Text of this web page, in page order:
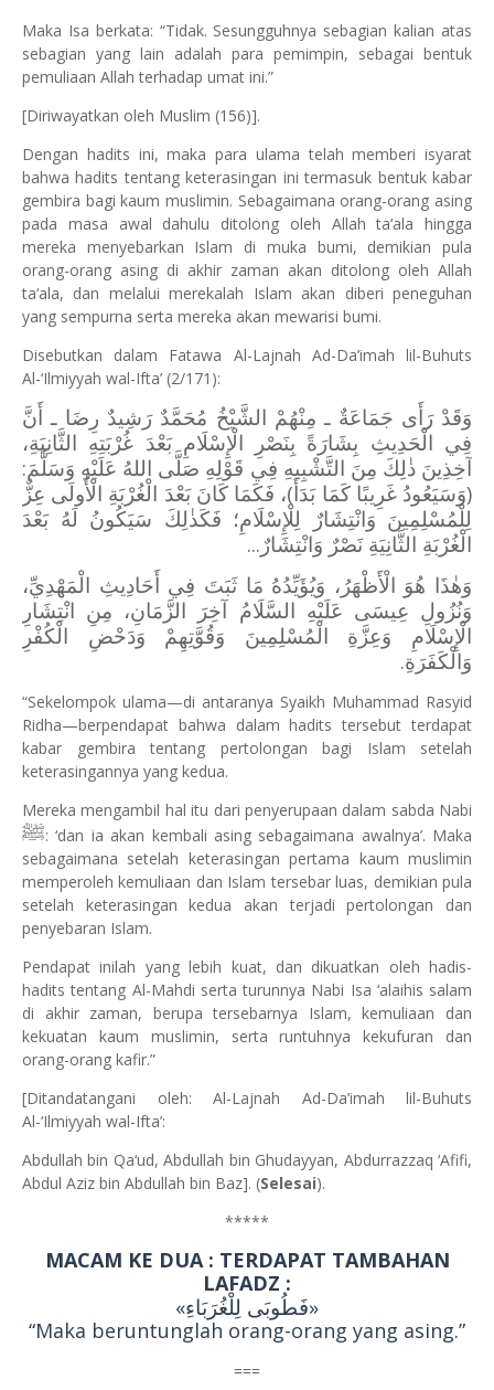
Maka Isa berkata: “Tidak. Sesungguhnya sebagian kalian atas
sebagian yang lain adalah para pemimpin, sebagai bentuk
pemuliaan Allah terhadap umat ini.”
[Diriwayatkan oleh Muslim (156)].
Dengan hadits ini, maka para ulama telah memberi isyarat
bahwa hadits tentang keterasingan ini termasuk bentuk kabar
gembira bagi kaum muslimin. Sebagaimana orang-orang asing
pada masa awal dahulu ditolong oleh Allah ta‘ala hingga
mereka menyebarkan Islam di muka bumi, demikian pula
orang-orang asing di akhir zaman akan ditolong oleh Allah
ta‘ala, dan melalui merekalah Islam akan diberi peneguhan
yang sempurna serta mereka akan mewarisi bumi.
Disebutkan dalam Fatawa Al-Lajnah Ad-Da’imah lil-Buhuts
Al-‘Ilmiyyah wal-Ifta’ (2/171):
وَقَدْ رَأَى جَمَاعَةٌ ـ مِنْهُمْ الشَّيْخُ مُحَمَّدٌ رَشِيدٌ رِضَا ـ أَنَّ
فِي الْحَدِيثِ بِشَارَةً بِنَصْرِ الْإِسْلَامِ بَعْدَ غُرْبَتِهِ الثَّانِيَةِ،
آخِذِينَ ذٰلِكَ مِنَ التَّشْبِيهِ فِي قَوْلِهِ صَلَّى اللهُ عَلَيْهِ وَسَلَّمَ:
(وَسَيَعُودُ غَرِيبًا كَمَا بَدَأَ)، فَكَمَا كَانَ بَعْدَ الْغُرْبَةِ الْأُولَى عِزٌّ
لِلْمُسْلِمِينَ وَانْتِشَارٌ لِلْإِسْلَامِ؛ فَكَذٰلِكَ سَيَكُونُ لَهُ بَعْدَ
الْغُرْبَةِ الثَّانِيَةِ نَصْرٌ وَانْتِشَارٌ...
وَهٰذَا هُوَ الْأَظْهَرُ، وَيُؤَيِّدُهُ مَا ثَبَتَ فِي أَحَادِيثِ الْمَهْدِيِّ،
وَنُزُولِ عِيسَى عَلَيْهِ السَّلَامُ آخِرَ الزَّمَانِ، مِنِ انْتِشَارِ
الْإِسْلَامِ وَعِزَّةِ الْمُسْلِمِينَ وَقُوَّتِهِمْ وَدَحْضِ الْكُفْرِ
وَالْكَفَرَةِ.
“Sekelompok ulama—di antaranya Syaikh Muhammad Rasyid
Ridha—berpendapat bahwa dalam hadits tersebut terdapat
kabar gembira tentang pertolongan bagi Islam setelah
keterasingannya yang kedua.
Mereka mengambil hal itu dari penyerupaan dalam sabda Nabi
ﷺ: ‘dan ia akan kembali asing sebagaimana awalnya’. Maka
sebagaimana setelah keterasingan pertama kaum muslimin
memperoleh kemuliaan dan Islam tersebar luas, demikian pula
setelah keterasingan kedua akan terjadi pertolongan dan
penyebaran Islam.
Pendapat inilah yang lebih kuat, dan dikuatkan oleh hadis-
hadits tentang Al-Mahdi serta turunnya Nabi Isa ‘alaihis salam
di akhir zaman, berupa tersebarnya Islam, kemuliaan dan
kekuatan kaum muslimin, serta runtuhnya kekufuran dan
orang-orang kafir.”
[Ditandatangani oleh: Al-Lajnah Ad-Da’imah lil-Buhuts
Al-‘Ilmiyyah wal-Ifta’:
Abdullah bin Qa‘ud, Abdullah bin Ghudayyan, Abdurrazzaq ‘Afifi,
Abdul Aziz bin Abdullah bin Baz]. (Selesai).
*****
MACAM KE DUA : TERDAPAT TAMBAHAN
LAFADZ :
«فَطُوبَى لِلْغُرَبَاءِ»
“Maka beruntunglah orang-orang yang asing.”
===